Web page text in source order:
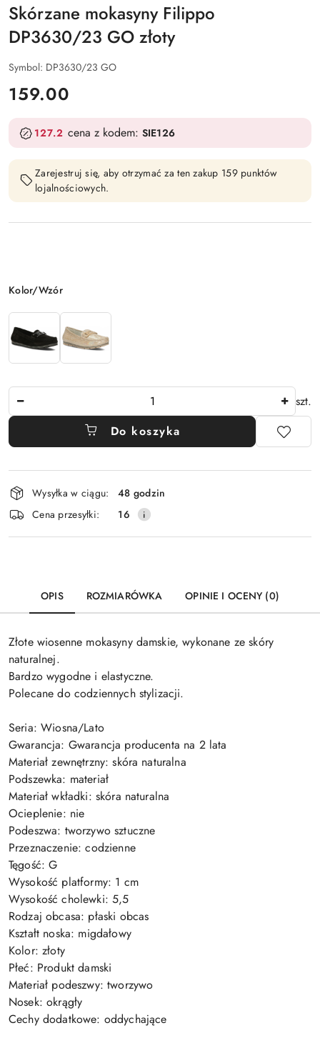
Skórzane mokasyny Filippo
DP3630/23 GO złoty
Symbol: DP3630/23 GO
cena:
159.00
127.2 cena z kodem: SIE126
Zarejestruj się, aby otrzymać za ten zakup 159 punktów
lojalnościowych.
Wariant
Kolor/Wzór
szt.
Do koszyka
Dostępność
i
dostawa
Wysyłka w ciągu:
48 godzin
Cena przesyłki:
16
OPIS ROZMIARÓWKA OPINIE I OCENY (0)
Złote wiosenne mokasyny damskie, wykonane ze skóry
naturalnej.
Bardzo wygodne i elastyczne.
Polecane do codziennych stylizacji.
Seria: Wiosna/Lato
Gwarancja: Gwarancja producenta na 2 lata
Materiał zewnętrzny: skóra naturalna
Podszewka: materiał
Materiał wkładki: skóra naturalna
Ocieplenie: nie
Podeszwa: tworzywo sztuczne
Przeznaczenie: codzienne
Tęgość: G
Wysokość platformy: 1 cm
Wysokość cholewki: 5,5
Rodzaj obcasa: płaski obcas
Kształt noska: migdałowy
Kolor: złoty
Płeć: Produkt damski
Materiał podeszwy: tworzywo
Nosek: okrągły
Cechy dodatkowe: oddychające